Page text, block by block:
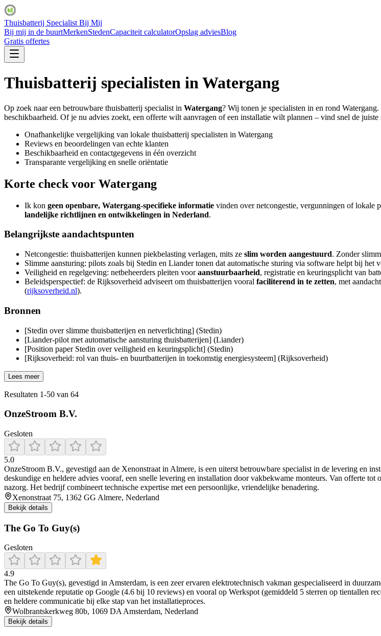
Thuisbatterij Specialist Bij Mij
Bij mij in de buurtMerkenStedenCapaciteit calculatorOpslag adviesBlog
Gratis offertes
Thuisbatterij specialisten inWatergang
Op zoek naar een betrouwbare thuisbatterij specialist in Watergang? Wij tonen je specialisten in en rond Watergang.
beschikbaarheid. Of je nu advies zoekt, een offerte wilt aanvragen of een installatie wilt plannen – vind snel de juiste
Onafhankelijke vergelijking van lokale thuisbatterij specialisten in Watergang
Reviews en beoordelingen van echte klanten
Beschikbaarheid en contactgegevens in één overzicht
Transparante vergelijking en snelle oriëntatie
Korte check voor Watergang
Ik kon geen openbare, Watergang-specifieke informatie vinden over netcongestie, vergunningen of lokale
landelijke richtlijnen en ontwikkelingen in Nederland.
Belangrijkste aandachtspunten
Netcongestie: thuisbatterijen kunnen piekbelasting verlagen, mits ze slim worden aangestuurd. Zonder
Slimme aansturing: pilots zoals bij Stedin en Liander tonen dat automatische sturing via software helpt bij het
Veiligheid en regelgeving: netbeheerders pleiten vooraanstuurbaarheid, registratie en keuringsplicht van
Beleidsperspectief: de Rijksoverheid adviseert om thuisbatterijen vooral faciliterend in te zetten, met
(rijksoverheid.nl).
Bronnen
[Stedin over slimme thuisbatterijen en netverlichting] (Stedin)
[Liander-pilot met automatische aansturing thuisbatterijen] (Liander)
[Position paper Stedin over veiligheid en keuringsplicht] (Stedin)
[Rijksoverheid: rol van thuis- en buurtbatterijen in toekomstig energiesysteem] (Rijksoverheid)
Lees meer
Resultaten 1-50 van 64
OnzeStroom B.V.
Gesloten
5.0
OnzeStroom B.V., gevestigd aan de Xenonstraat in Almere, is een uiterst betrouwbare specialist in de levering en
deskundige en heldere advies vooraf, een snelle levering en installation door vakbekwame monteurs. Van offerte
nazorg. Het bedrijf combineert technische expertise met een persoonlijke, vriendelijke benadering.
Xenonstraat 75, 1362 GG Almere, Nederland
Bekijk details
The Go To Guy(s)
Gesloten
4.9
The Go To Guy(s), gevestigd in Amsterdam, is een zeer ervaren elektrotechnisch vakman gespecialiseerd in
een uitstekende reputatie op Google (4.6 bij 10 reviews) en vooral op Werkspot (gemiddeld 5 sterren op tientallen
en heldere communicatie bij elke stap van het installatieproces.
Wolbrantskerkweg 80b, 1069 DA Amsterdam, Nederland
Bekijk details